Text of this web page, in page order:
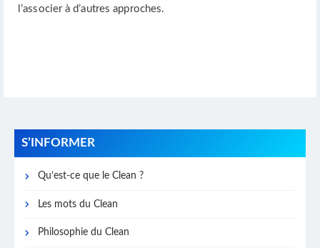
l’associer à d’autres approches.
S’INFORMER
Qu’est-ce que le Clean ?
Les mots du Clean
Philosophie du Clean